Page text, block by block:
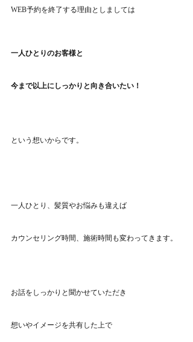
WEB予約を終了する理由としましては
一人ひとりのお客様と
今まで以上にしっかりと向き合いたい！
という想いからです。
一人ひとり、髪質やお悩みも違えば
カウンセリング時間、施術時間も変わってきます。
お話をしっかりと聞かせていただき
想いやイメージを共有した上で